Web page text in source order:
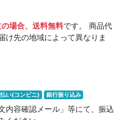
場合、送料無料です。 商品代
け先の地域によって異なりま
い(コンビニ) 銀行振り込み
内容確認メール」等にて、振込